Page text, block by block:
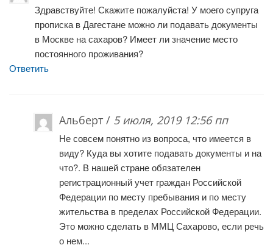
Здравствуйте! Скажите пожалуйста! У моего супруга
прописка в Дагестане можно ли подавать документы
в Москве на сахаров? Имеет ли значение место
постоянного проживания?
Ответить
Альберт / 5 июля, 2019 12:56 пп
Не совсем понятно из вопроса, что имеется в
виду? Куда вы хотите подавать документы и на
что?. В нашей стране обязателен
регистрационный учет граждан Российской
Федерации по месту пребывания и по месту
жительства в пределах Российской Федерации.
Это можно сделать в ММЦ Сахарово, если речь
о нем...